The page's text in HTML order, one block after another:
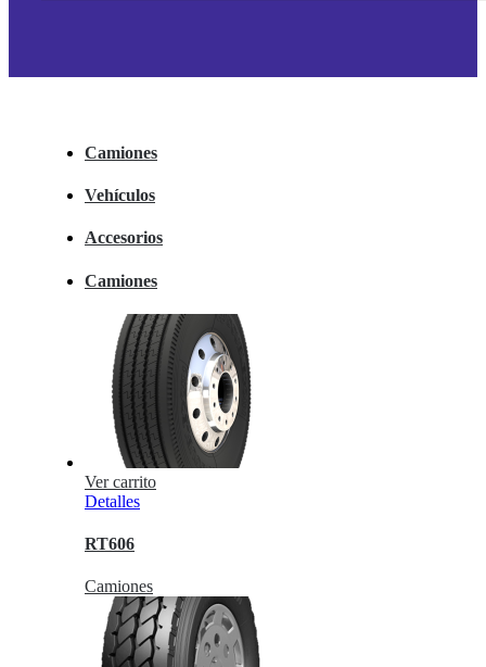
Camiones
Vehículos
Accesorios
Camiones
Ver carrito
Detalles
RT606
Camiones